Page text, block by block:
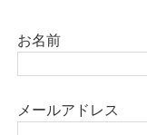
お名前
メールアドレス